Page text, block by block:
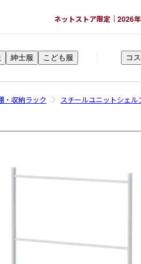
ネットストア限定｜2026
紳士服 こども服 コ
・収納ラック スチールユニットシェル